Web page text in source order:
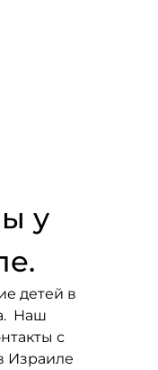
у
детей в
Наш
с
Израиле